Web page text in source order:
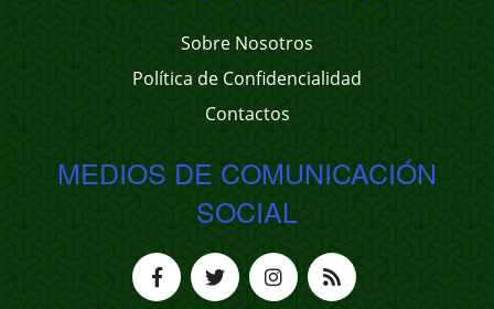
Sobre Nosotros
Política de Confidencialidad
Contactos
MEDIOS DE COMUNICACIÓN
SOCIAL